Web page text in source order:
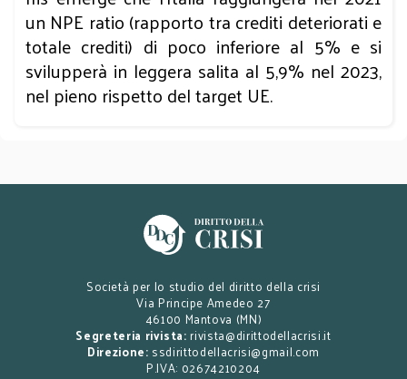
un NPE ratio (rapporto tra crediti deteriorati e
totale crediti) di poco inferiore al 5% e si
svilupperà in leggera salita al 5,9% nel 2023,
nel pieno rispetto del target UE.
Società per lo studio del diritto della crisi
Via Principe Amedeo 27
46100 Mantova (MN)
Segreteria rivista: rivista@dirittodellacrisi.it
Direzione: ssdirittodellacrisi@gmail.com
P.IVA: 02674210204